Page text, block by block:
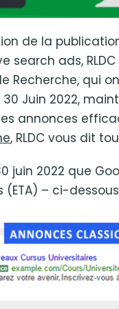
de la
search ads,
Recherche, qui
30 Juin 2022,
annonces
, RLDC vous dit
juin 2022 que
(ETA) – ci-